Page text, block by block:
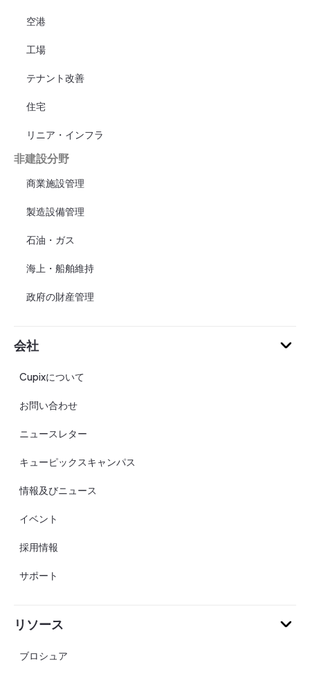
空港
工場
テナント改善
住宅
リニア・インフラ
非建設分野
商業施設管理
製造設備管理
石油・ガス
海上・船舶維持
政府の財産管理
会社
Cupixについて
お問い合わせ
ニュースレター
キューピックスキャンパス
情報及びニュース
イベント
採用情報
サポート
リソース
ブロシュア